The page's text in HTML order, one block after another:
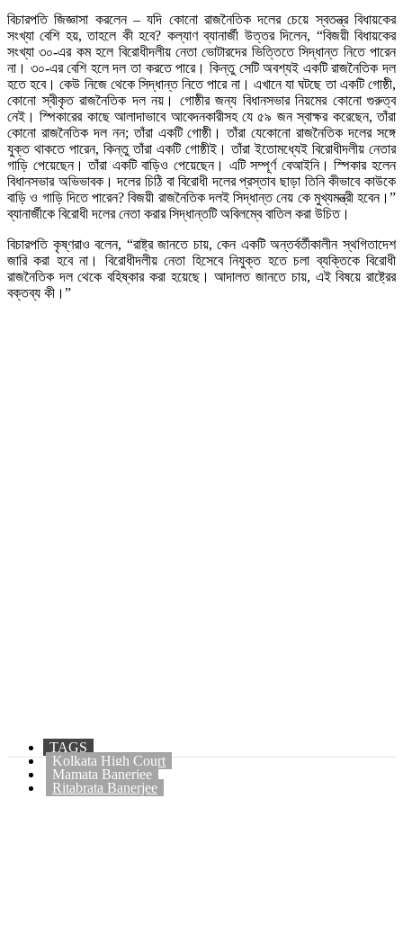
বিচারপতি জিজ্ঞাসা করলেন – যদি কোনো রাজনৈতিক দলের চেয়ে স্বতন্ত্র বিধায়কের
সংখ্যা বেশি হয়, তাহলে কী হবে? কল্যাণ ব্যানার্জী উত্তর দিলেন, “বিজয়ী বিধায়কের
সংখ্যা ৩০-এর কম হলে বিরোধীদলীয় নেতা ভোটারদের ভিত্তিতে সিদ্ধান্ত নিতে পারেন
না। ৩০-এর বেশি হলে দল তা করতে পারে। কিন্তু সেটি অবশ্যই একটি রাজনৈতিক দল
হতে হবে। কেউ নিজে থেকে সিদ্ধান্ত নিতে পারে না। এখানে যা ঘটছে তা একটি গোষ্ঠী,
কোনো স্বীকৃত রাজনৈতিক দল নয়। গোষ্ঠীর জন্য বিধানসভার নিয়মের কোনো গুরুত্ব
নেই। স্পিকারের কাছে আলাদাভাবে আবেদনকারীসহ যে ৫৯ জন স্বাক্ষর করেছেন, তাঁরা
কোনো রাজনৈতিক দল নন; তাঁরা একটি গোষ্ঠী। তাঁরা যেকোনো রাজনৈতিক দলের সঙ্গে
যুক্ত থাকতে পারেন, কিন্তু তাঁরা একটি গোষ্ঠীই। তাঁরা ইতোমধ্যেই বিরোধীদলীয় নেতার
গাড়ি পেয়েছেন। তাঁরা একটি বাড়িও পেয়েছেন। এটি সম্পূর্ণ বেআইনি। স্পিকার হলেন
বিধানসভার অভিভাবক। দলের চিঠি বা বিরোধী দলের প্রস্তাব ছাড়া তিনি কীভাবে কাউকে
বাড়ি ও গাড়ি দিতে পারেন? বিজয়ী রাজনৈতিক দলই সিদ্ধান্ত নেয় কে মুখ্যমন্ত্রী হবেন।”
ব্যানার্জীকে বিরোধী দলের নেতা করার সিদ্ধান্তটি অবিলম্বে বাতিল করা উচিত।
বিচারপতি কৃষ্ণরাও বলেন, “রাষ্ট্র জানতে চায়, কেন একটি অন্তর্বর্তীকালীন স্থগিতাদেশ
জারি করা হবে না। বিরোধীদলীয় নেতা হিসেবে নিযুক্ত হতে চলা ব্যক্তিকে বিরোধী
রাজনৈতিক দল থেকে বহিষ্কার করা হয়েছে। আদালত জানতে চায়, এই বিষয়ে রাষ্ট্রের
বক্তব্য কী।”
TAGS
Kolkata High Court
Mamata Banerjee
Ritabrata Banerjee